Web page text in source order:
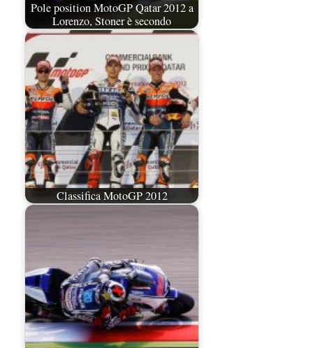
Pole position MotoGP Qatar 2012 a
Lorenzo, Stoner è secondo
Classifica MotoGP 2012